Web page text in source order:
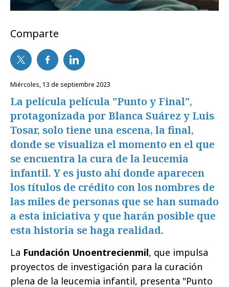
Comparte
miércoles, 13 de septiembre 2023
La película película "Punto y Final",
protagonizada por Blanca Suárez y Luis
Tosar, solo tiene una escena, la final,
donde se visualiza el momento en el que
se encuentra la cura de la leucemia
infantil. Y es justo ahí donde aparecen
los títulos de crédito con los nombres de
las miles de personas que se han sumado
a esta iniciativa y que harán posible que
esta historia se haga realidad.
La Fundación Unoentrecienmil, que impulsa
proyectos de investigación para la curación
plena de la leucemia infantil, presenta "Punto